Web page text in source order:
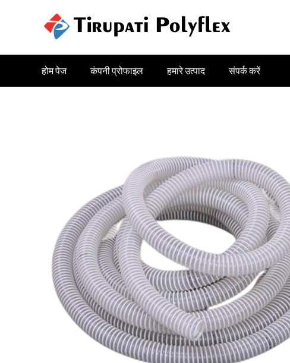
होम पेज कंपनी प्रोफाइल हमारे उत्पाद संपर्क करें